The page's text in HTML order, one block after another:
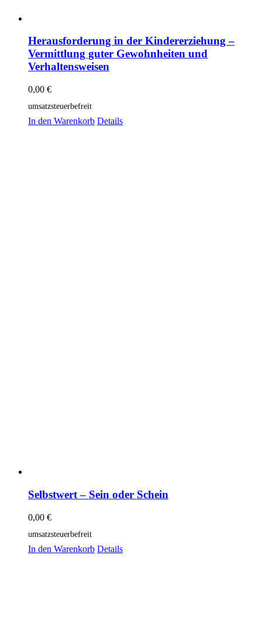
Herausforderung in der Kindererziehung –
Vermittlung guter Gewohnheiten und
Verhaltensweisen
0,00 €
umsatzsteuerbefreit
In den Warenkorb Details
Selbstwert – Sein oder Schein
0,00 €
umsatzsteuerbefreit
In den Warenkorb Details